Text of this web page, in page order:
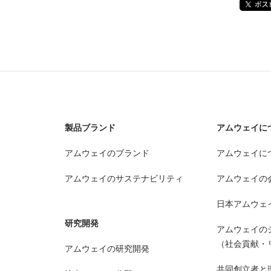
製品ブランド
アムウェイのブランド
アムウェイのサステナビリティ
研究開発
アムウェイの研究開発
アムウェイに
アムウェイに
アムウェイの
日本アムウェ
アムウェイの
（社会貢献